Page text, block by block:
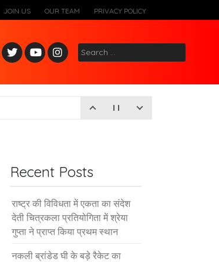
JOIN US OUR TEAM PRIVACY POLICY
Twitt
er
Yout
ube
Inst
agr
Search
for:
Recent Posts
राष्ट्र की विविधता में एकता का संदेश
देती चित्रकला प्रतियोगिता में श्रेया
गुप्ता ने प्राप्त किया प्रथम स्थान
नकली ब्रांडेड घी के बड़े रैकेट का